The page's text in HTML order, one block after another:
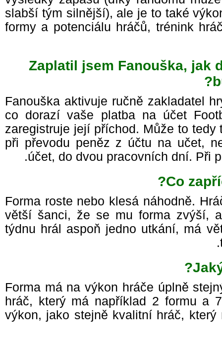
slabší tým silnější), ale je to také
formy a potenciálu hráčů, trénink
Zaplatil jsem Fanouška,
Fanouška aktivuje ručně zakladatel
co dorazí vaše platba na účet
zaregistruje její příchod. Může to
při převodu peněz z účtu na učet,
účet, do dvou pracovních dní. Při
Co
Forma roste nebo klesá náhodně.
větší šanci, že se mu forma zvýší,
týdnu hrál aspoň jedno utkání, má
Forma má na výkon hráče úplně
hráč, který má například 2 formu a
výkon, jako stejně kvalitní hráč,